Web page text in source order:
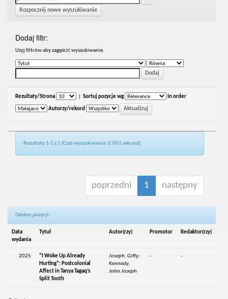
Rozpocznij nowe wyszukiwanie
Dodaj filtr:
Uzyj filtrów aby zagęścić wyszukiwanie.
Rezultaty/Strona Sortuj pozycje wg In order
Autorzy/rekord
Rezultaty 1-1 z 1 (Czas wyszukiwania: 0.001 sekund).
poprzedni 1 następny
Odsłon pozycji:
Data
wydania
Tytuł Autor(rzy) Promotor Redaktor(rzy)
2025
“I Woke Up Already
Hurting”: Postcolonial
Affect in Tanya Tagaq’s
Split Tooth
Joseph, Gifty;
Kennedy,
John Joseph
- -